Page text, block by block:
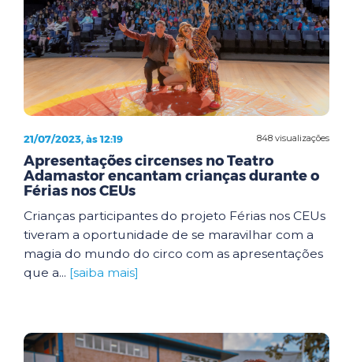
848 visualizações
21/07/2023, às 12:19
Apresentações circenses no Teatro
Adamastor encantam crianças durante o
Férias nos CEUs
Crianças participantes do projeto Férias nos CEUs
tiveram a oportunidade de se maravilhar com a
magia do mundo do circo com as apresentações
que a... [saiba mais]